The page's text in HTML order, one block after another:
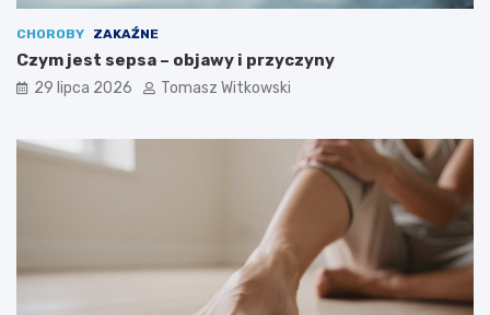
CHOROBY ZAKAŹNE
Czym jest sepsa – objawy i przyczyny
29 lipca 2026 Tomasz Witkowski